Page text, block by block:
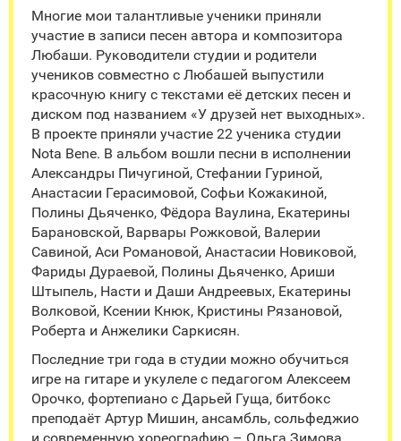
Многие мои талантливые ученики приняли
участие в записи песен автора и композитора
Любаши. Руководители студии и родители
учеников совместно с Любашей выпустили
красочную книгу с текстами её детских песен и
диском под названием «У друзей нет выходных».
В проекте приняли участие 22 ученика студии
Nota Bene. В альбом вошли песни в исполнении
Александры Пичугиной, Стефании Гуриной,
Анастасии Герасимовой, Софьи Кожакиной,
Полины Дьяченко, Фёдора Ваулина, Екатерины
Барановской, Варвары Рожковой, Валерии
Савиной, Аси Романовой, Анастасии Новиковой,
Фариды Дураевой, Полины Дьяченко, Ариши
Штыпель, Насти и Даши Андреевых, Екатерины
Волковой, Ксении Кнюк, Кристины Рязановой,
Роберта и Анжелики Саркисян.
Последние три года в студии можно обучиться
игре на гитаре и укулеле с педагогом Алексеем
Орочко, фортепиано с Дарьей Гуща, битбокс
преподаёт Артур Мишин, ансамбль, сольфеджио